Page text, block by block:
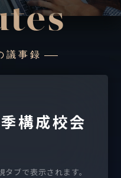
議事録
構成校会
ブで表示されます。